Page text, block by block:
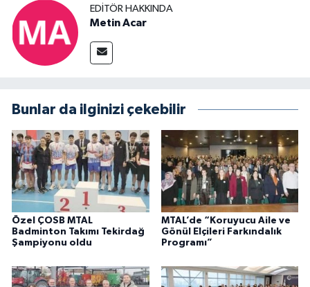
EDITÖR HAKKINDA
Metin Acar
Bunlar da ilginizi çekebilir
Özel ÇOSB MTAL
Badminton Takımı Tekirdağ
Şampiyonu oldu
MTAL’de “Koruyucu Aile ve
Gönül Elçileri Farkındalık
Programı”